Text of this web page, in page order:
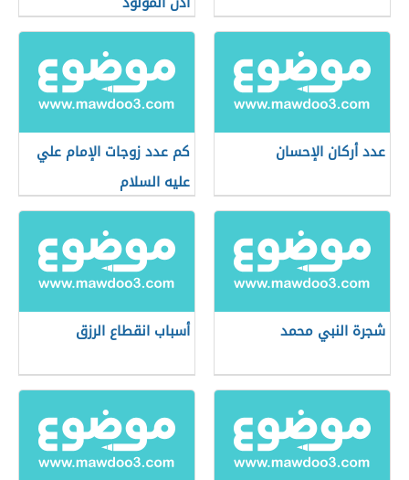
عدد أركان الإحسان
كم عدد زوجات الإمام علي
عليه السلام
شجرة النبي محمد أسباب انقطاع الرزق